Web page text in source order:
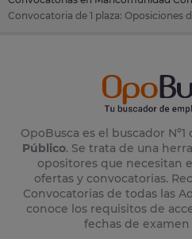
OpoBusca es el buscador Nº1
Público. Se trata de una
opositores que necesitan
ofertas y convocatorias.
Convocatorias de todas las
conoce los requisitos de
fechas de